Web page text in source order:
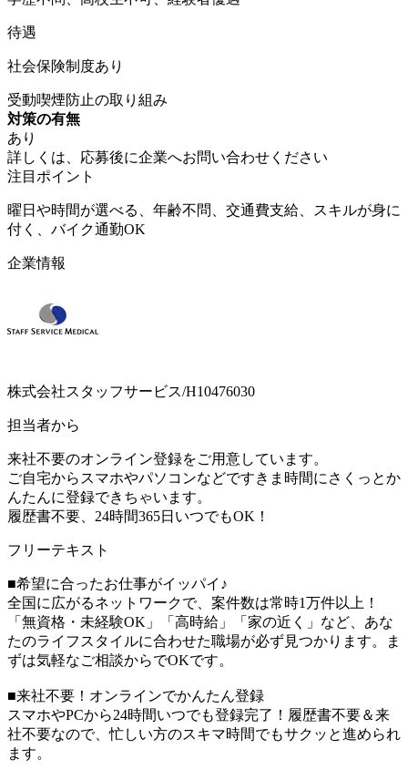
待遇
社会保険制度あり
受動喫煙防止の取り組み
対策の有無
あり
詳しくは、応募後に企業へお問い合わせください
注目ポイント
曜日や時間が選べる、年齢不問、交通費支給、スキルが身に
付く、バイク通勤OK
企業情報
株式会社スタッフサービス/H10476030
担当者から
来社不要のオンライン登録をご用意しています。
ご自宅からスマホやパソコンなどですきま時間にさくっとか
んたんに登録できちゃいます。
履歴書不要、24時間365日いつでもOK！
フリーテキスト
■希望に合ったお仕事がイッパイ♪
全国に広がるネットワークで、案件数は常時1万件以上！
「無資格・未経験OK」「高時給」「家の近く」など、あな
たのライフスタイルに合わせた職場が必ず見つかります。ま
ずは気軽なご相談からでOKです。
■来社不要！オンラインでかんたん登録
スマホやPCから24時間いつでも登録完了！履歴書不要＆来
社不要なので、忙しい方のスキマ時間でもサクッと進められ
ます。